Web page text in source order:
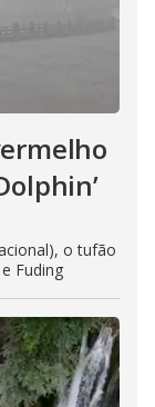
o tufão
Fuding